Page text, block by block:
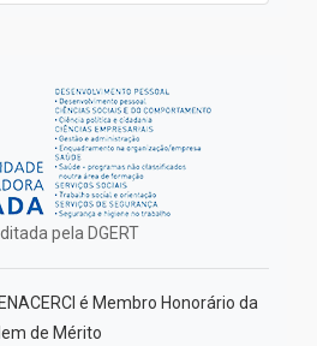
pela DGERT
é Membro Honorário da
de Mérito